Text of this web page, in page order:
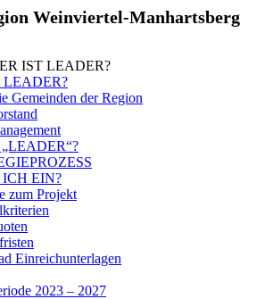
Weinviertel-Manhartsberg
IST LEADER?
LEADER?
Gemeinden der Region
EIN?
zum Projekt
Einreichunterlagen
2023 – 2027